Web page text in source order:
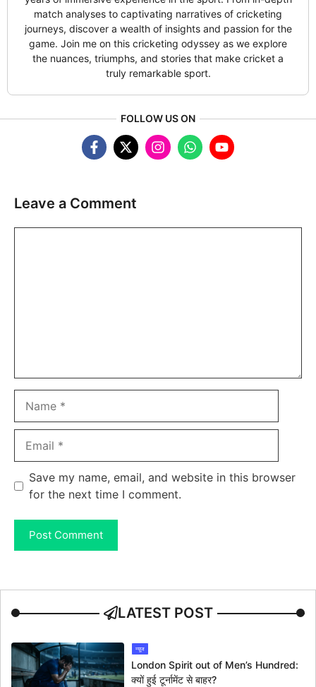
match analyses to captivating narratives of cricketing
journeys, discover a wealth of insights and passion for the
game. Join me on this cricketing odyssey as we explore
the nuances, triumphs, and stories that make cricket a
truly remarkable sport.
FOLLOW US ON
Leave a Comment
Save my name, email, and website in this browser
for the next time I comment.
LATEST POST
न्यूज
London Spirit out of Men’s Hundred:
क्यों हुई टूर्नामेंट से बाहर?